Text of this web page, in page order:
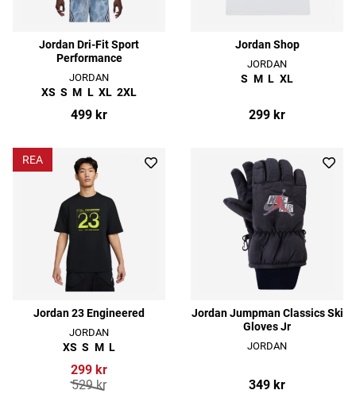
Jordan Dri-Fit Sport
Performance
JORDAN
XS S M L XL 2XL
499 kr
Jordan Shop
JORDAN
S M L XL
299 kr
REA
Jordan 23 Engineered
JORDAN
XS S M L
299 kr
529 kr
Jordan Jumpman Classics Ski
Gloves Jr
JORDAN
349 kr